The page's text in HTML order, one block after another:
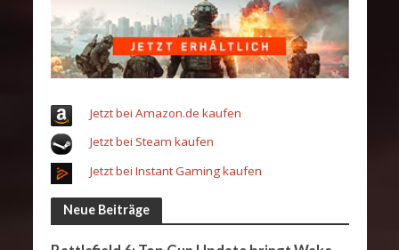
Jetzt bei Amazon.de kaufen
Jetzt bei Steam kaufen
Jetzt bei Instant Gaming kaufen
Neue Beiträge